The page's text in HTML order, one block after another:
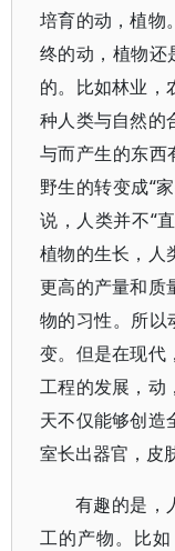
培育的动，植物
终的动，植物还
的。比如林业，
种人类与自然的
与而产生的东西
野生的转变成“
说，人类并不“
植物的生长，人
更高的产量和质
物的习性。所以
变。但是在现代
工程的发展，动
天不仅能够创造
室长出器官，皮
有趣的是，
工的产物。比